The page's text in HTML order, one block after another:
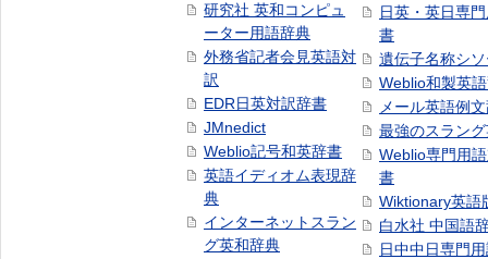
研究社 英和コンピュ
ーター用語辞典
外務省記者会見英語対
訳
EDR日英対訳辞書
JMnedict
Weblio記号和英辞書
英語イディオム表現辞
典
インターネットスラン
グ英和辞典
日英・英日専
書
遺伝子名称シ
Weblio和製英
メール英語例
最強のスラン
Weblio専門用
書
Wiktionary英語
白水社 中国語
日中中日専門